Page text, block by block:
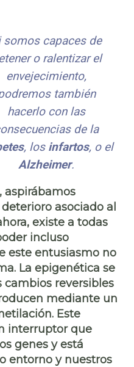
somos capaces de
o ralentizar el
envejecimiento,
también
hacerlo con las
de la
, los infartos, o el
Alzheimer.
aspirábamos
deterioro asociado al
existe a todas
incluso
este entusiasmo no
. La epigenética se
cambios reversibles
mediante un
Este
interruptor que
genes y está
entorno y nuestros